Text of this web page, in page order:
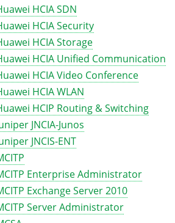
HCIA SDN
HCIA Security
HCIA Storage
HCIA Unified Communication
HCIA Video Conference
HCIA WLAN
HCIP Routing & Switching
JNCIA-Junos
JNCIS-ENT
Enterprise Administrator
Exchange Server 2010
Server Administrator